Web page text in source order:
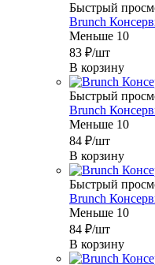
Быстрый
Brunch
Меньше 10
83 ₽/шт
В корзину
Быстрый
Brunch
Меньше 10
84 ₽/шт
В корзину
Быстрый
Brunch
Меньше 10
84 ₽/шт
В корзину